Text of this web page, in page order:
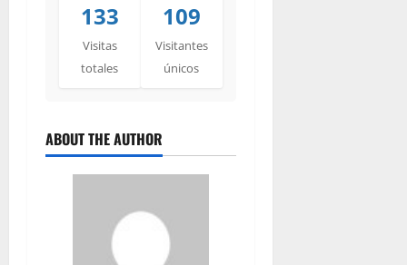
133
Visitas
totales
109
Visitantes
únicos
ABOUT THE AUTHOR